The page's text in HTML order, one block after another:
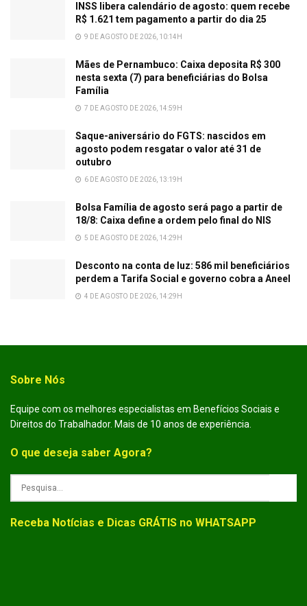
INSS libera calendário de agosto: quem recebe
R$ 1.621 tem pagamento a partir do dia 25
9 DE AGOSTO DE 2026, 10:14H
Mães de Pernambuco: Caixa deposita R$ 300
nesta sexta (7) para beneficiárias do Bolsa
Família
7 DE AGOSTO DE 2026, 14:59H
Saque-aniversário do FGTS: nascidos em
agosto podem resgatar o valor até 31 de
outubro
6 DE AGOSTO DE 2026, 13:19H
Bolsa Família de agosto será pago a partir de
18/8: Caixa define a ordem pelo final do NIS
5 DE AGOSTO DE 2026, 14:29H
Desconto na conta de luz: 586 mil beneficiários
perdem a Tarifa Social e governo cobra a Aneel
4 DE AGOSTO DE 2026, 14:29H
Sobre Nós
Equipe com os melhores especialistas em Benefícios Sociais e
Direitos do Trabalhador. Mais de 10 anos de experiência.
O que deseja saber Agora?
Receba Notícias e Dicas GRÁTIS no WHATSAPP